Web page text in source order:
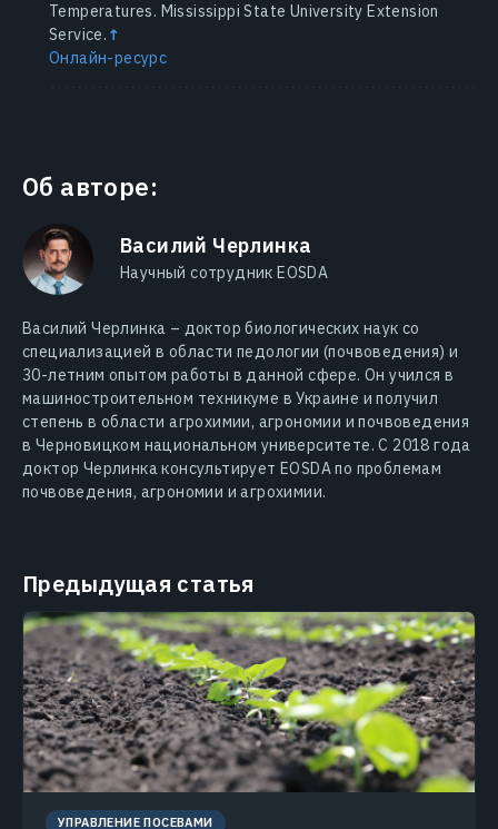
Temperatures. Mississippi State University Extension
Service. ↑
Онлайн-ресурс
Об авторе:
Василий Черлинка
Научный сотрудник EOSDA
Василий Черлинка – доктор биологических наук со
специализацией в области педологии (почвоведения) и
30-летним опытом работы в данной сфере. Он учился в
машиностроительном техникуме в Украине и получил
степень в области агрохимии, агрономии и почвоведения
в Черновицком национальном университете. С 2018 года
доктор Черлинка консультирует EOSDA по проблемам
почвоведения, агрономии и агрохимии.
Предыдущая статья
УПРАВЛЕНИЕ ПОСЕВАМИ